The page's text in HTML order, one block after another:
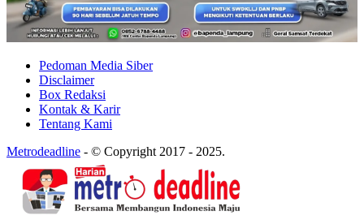
Pedoman Media Siber
Disclaimer
Box Redaksi
Kontak & Karir
Tentang Kami
Metrodeadline - © Copyright 2017 - 2025.